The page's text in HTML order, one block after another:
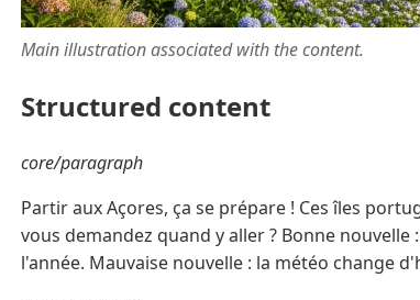
Main illustration associated with the content.
Structured content
core/paragraph
Partir aux Açores, ça se prépare ! Ces îles
vous demandez quand y aller ? Bonne
l'année. Mauvaise nouvelle : la météo change